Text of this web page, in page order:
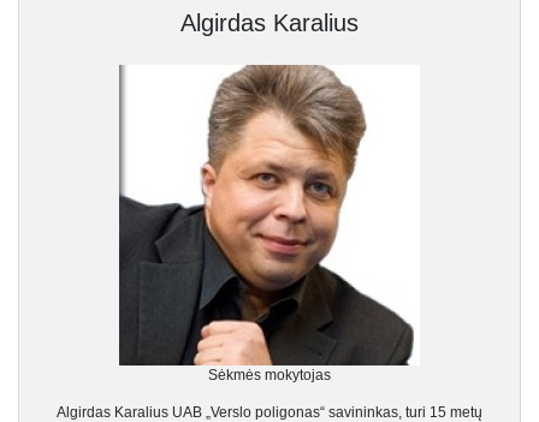
Algirdas Karalius
Sėkmės mokytojas
Algirdas Karalius UAB „Verslo poligonas“ savininkas, turi 15 metų